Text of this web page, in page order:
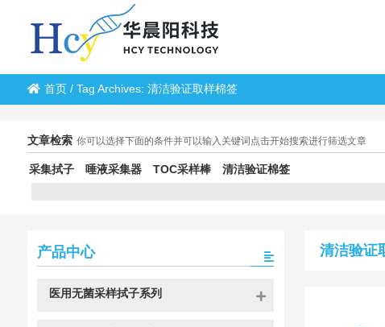
首页/ Tag Archives: 清洁验证取样棉签
文章检索 你可以选择下面的条件并可以输入关键词点击开始搜索进行筛选文章
采集拭子 唾液采集器 TOC采样棒 清洁验证棉签
清洁验证
产品中心
医用无菌采样拭子系列